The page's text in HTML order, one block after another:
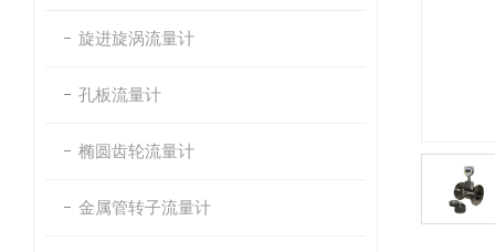
旋进旋涡流量计
孔板流量计
椭圆齿轮流量计
金属管转子流量计